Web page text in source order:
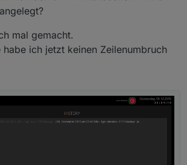
color:gray !important;
font-size:15px !important;
mal gemacht.
habe ich jetzt keinen Zeilenumbruch